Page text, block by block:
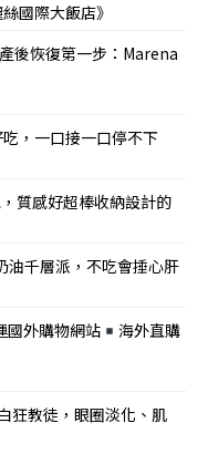
國際大飯店》
後恢復第一步：Marena
，一口接一口停不下
質感好超棒收納設計的
油千層派，不吃會捶心肝
國外購物網站
海外直購
狂教徒，眼圈淡化、肌